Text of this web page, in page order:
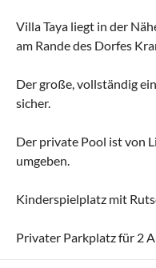
Villa Taya liegt in der
am Rande des Dorfes
Der große, vollständig
sicher.
Der private Pool ist von
umgeben.
Kinderspielplatz mit
Privater Parkplatz für 2